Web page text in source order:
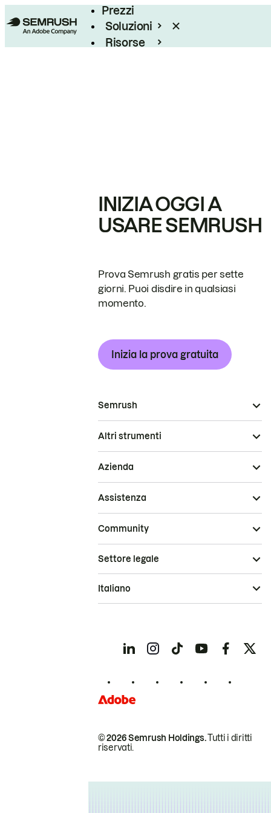
Prezzi
Soluzioni
Risorse
INIZIA OGGI A
USARE SEMRUSH
Prova Semrush gratis per sette
giorni. Puoi disdire in qualsiasi
momento.
Inizia la prova gratuita
Semrush
Altri strumenti
Azienda
Assistenza
Community
© 2026 Semrush Holdings.Tutti i diritti
riservati.
Settore legale
Italiano